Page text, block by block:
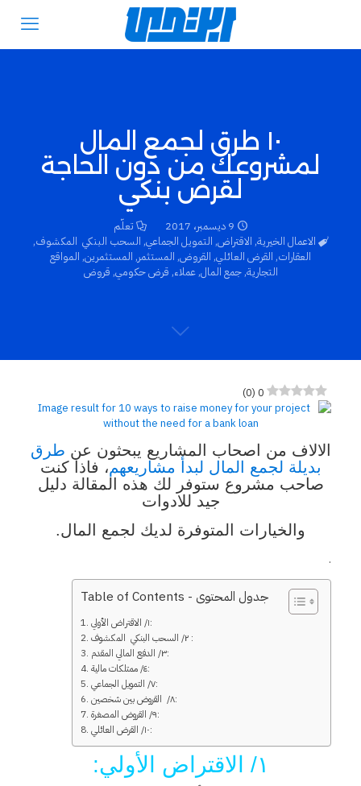
١٠ طرق لجمع المال
لمشروعك من دون الحاجة
لقرض بنكي
9 ديسمبر، 2017
تعلّم
الاعمال الخيرية, الاقتراض, التمويل الجماعي, السحب البنكي المكشوف,
العقارات, القرض العائلي, القروض, المستثمر, المستثمرين, المواقع
التجارية,جمع المال,عملاء, قرض حكومي, قروض
0
(
0
)
الالاف من اصحاب المشاريع يبحثون عن طرق
بديلة لجمع المال لبدأ مشاريعهم، فاذا كنت
صاحب مشروع ستوفر لك هذه المقالة دليل
جيد للادوات
والخيارات المتوفرة لديك لجمع المال.
.
Table of Contents - جدول المحتوى
١/ الاقتراض الأولي:
٢/ السحب البنكي المكشوف :
٣/ الدفع المالي المقدم:
٤/ ممتلكات مالية:
٧/ التمويل الجماعي:
٨/ القروض بين شخصين:
٩/ القروض المصغرة:
١٠/ القرض العائلي:
١/ الاقتراض الأولي: